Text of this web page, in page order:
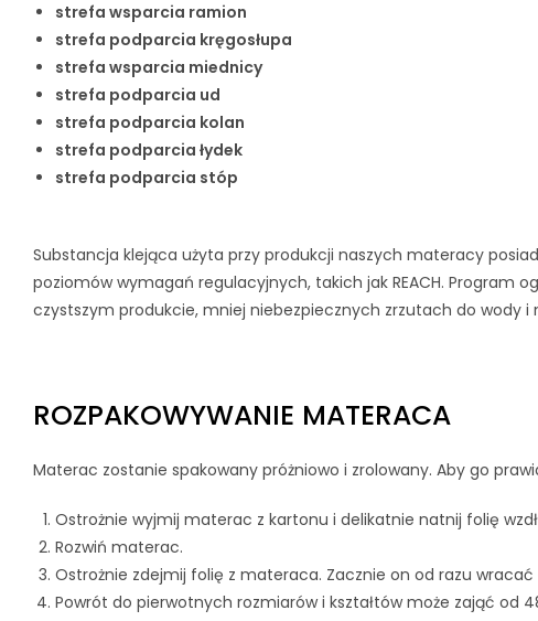
strefa wsparcia ramion
strefa podparcia kręgosłupa
strefa wsparcia miednicy
strefa podparcia ud
strefa podparcia kolan
strefa podparcia łydek
strefa podparcia stóp
Substancja klejąca użyta przy produkcji naszych materacy
poziomów wymagań regulacyjnych, takich jak REACH. Program
czystszym produkcie, mniej niebezpiecznych zrzutach do wody
ROZPAKOWYWANIE MATERACA
Materac zostanie spakowany próżniowo i zrolowany. Aby go
Ostrożnie wyjmij materac z kartonu i delikatnie natnij folię
Rozwiń materac.
Ostrożnie zdejmij folię z materaca. Zacznie on od razu
Powrót do pierwotnych rozmiarów i kształtów może zająć od